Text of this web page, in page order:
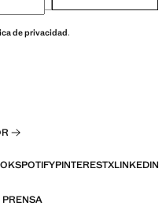
de privacidad.
SPOTIFYPINTERESTXLINKEDIN
PRENSA